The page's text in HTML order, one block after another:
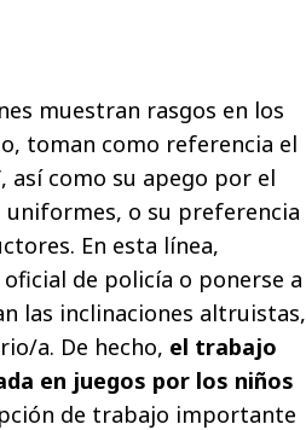
muestran rasgos en los
toman como referencia el
, así como su apego por el
o su preferencia
En esta línea,
de policía o ponerse a
las inclinaciones altruistas,
a. De hecho, el trabajo
en juegos por los niños
de trabajo importante